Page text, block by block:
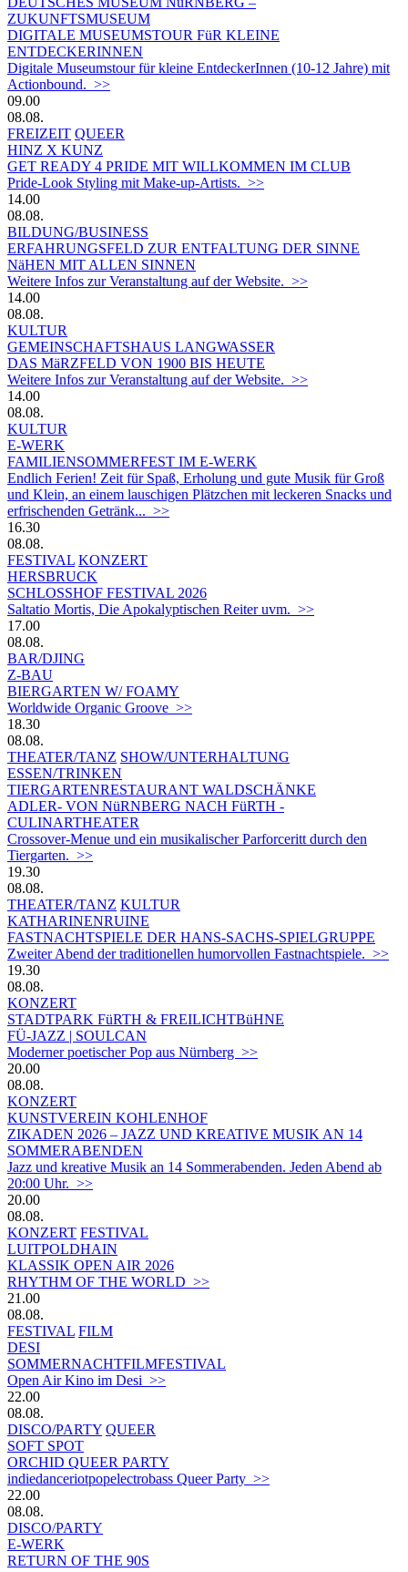
ZUKUNFTSMUSEUM
DIGITALE MUSEUMSTOUR FüR KLEINE
ENTDECKERINNEN
Digitale Museumstour für kleine EntdeckerInnen (10-12 Jahre) mit
Actionbound. >>
09.00
08.08.
FREIZEIT QUEER
HINZ X KUNZ
GET READY 4 PRIDE MIT WILLKOMMEN IM CLUB
Pride-Look Styling mit Make-up-Artists. >>
14.00
08.08.
BILDUNG/BUSINESS
ERFAHRUNGSFELD ZUR ENTFALTUNG DER SINNE
NäHEN MIT ALLEN SINNEN
Weitere Infos zur Veranstaltung auf der Website. >>
14.00
08.08.
KULTUR
GEMEINSCHAFTSHAUS LANGWASSER
DAS MäRZFELD VON 1900 BIS HEUTE
Weitere Infos zur Veranstaltung auf der Website. >>
14.00
08.08.
KULTUR
E-WERK
FAMILIENSOMMERFEST IM E-WERK
Endlich Ferien! Zeit für Spaß, Erholung und gute Musik für Groß
und Klein, an einem lauschigen Plätzchen mit leckeren Snacks und
erfrischenden Getränk... >>
16.30
08.08.
FESTIVAL KONZERT
HERSBRUCK
SCHLOSSHOF FESTIVAL 2026
Saltatio Mortis, Die Apokalyptischen Reiter uvm. >>
17.00
08.08.
BAR/DJING
Z-BAU
BIERGARTEN W/ FOAMY
Worldwide Organic Groove >>
18.30
08.08.
THEATER/TANZ SHOW/UNTERHALTUNG
ESSEN/TRINKEN
TIERGARTEN­RESTAURANT WALDSCHÄNKE
ADLER- VON NüRNBERG NACH FüRTH -
CULINARTHEATER
Crossover-Menue und ein musikalischer Parforceritt durch den
Tiergarten. >>
19.30
08.08.
THEATER/TANZ KULTUR
KATHARINENRUINE
FASTNACHTSPIELE DER HANS-SACHS-SPIELGRUPPE
Zweiter Abend der traditionellen humorvollen Fastnachtspiele. >>
19.30
08.08.
KONZERT
STADTPARK FüRTH & FREILICHTBüHNE
FÜ-JAZZ | SOULCAN
Moderner poetischer Pop aus Nürnberg >>
20.00
08.08.
KONZERT
KUNSTVEREIN KOHLENHOF
ZIKADEN 2026 – JAZZ UND KREATIVE MUSIK AN 14
SOMMERABENDEN
Jazz und kreative Musik an 14 Sommerabenden. Jeden Abend ab
20:00 Uhr. >>
20.00
08.08.
KONZERT FESTIVAL
LUITPOLDHAIN
KLASSIK OPEN AIR 2026
RHYTHM OF THE WORLD >>
21.00
08.08.
FESTIVAL FILM
DESI
SOMMERNACHTFILMFESTIVAL
Open Air Kino im Desi >>
22.00
08.08.
DISCO/PARTY QUEER
SOFT SPOT
ORCHID QUEER PARTY
indiedanceriotpopelectrobass Queer Party >>
22.00
08.08.
DISCO/PARTY
E-WERK
RETURN OF THE 90S